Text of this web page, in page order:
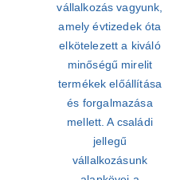
vállalkozás vagyunk,
amely évtizedek óta
elkötelezett a kiváló
minőségű mirelit
termékek előállítása
és forgalmazása
mellett. A családi
jellegű
vállalkozásunk